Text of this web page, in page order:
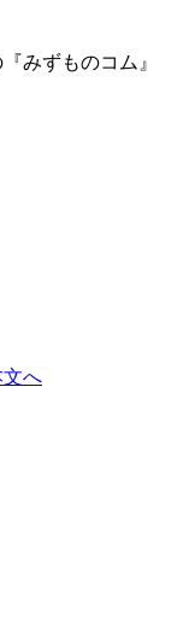
みずものコム』
文へ